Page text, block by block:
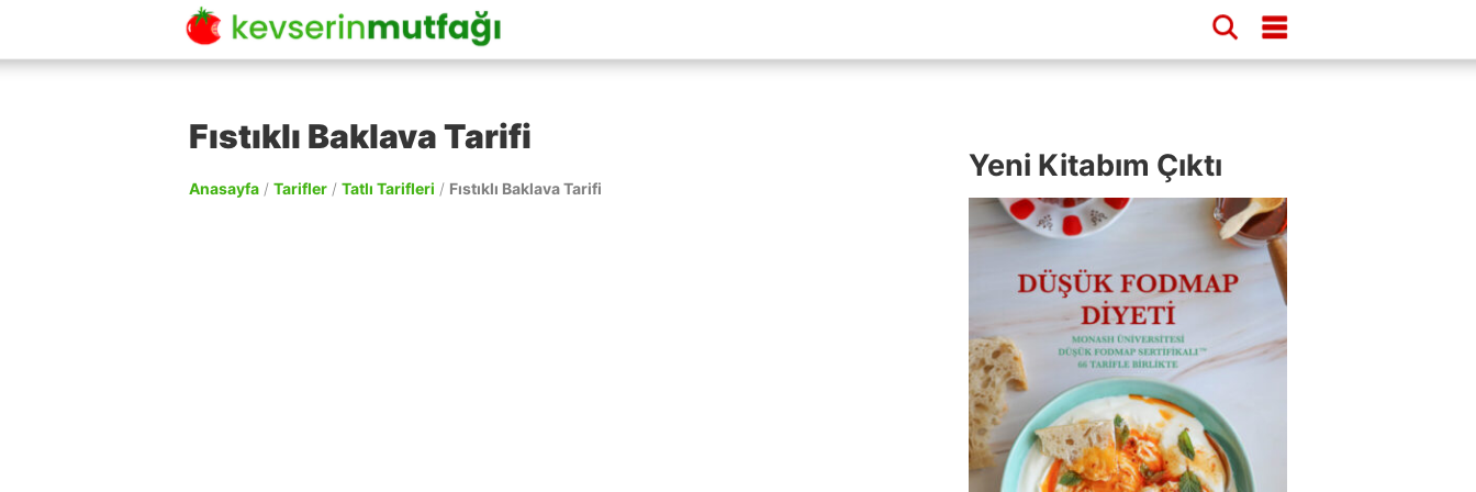
Fıstıklı Baklava Tarifi
Anasayfa / Tarifler / Tatlı Tarifleri / Fıstıklı Baklava Tarifi
Yeni Kitabım Çıktı